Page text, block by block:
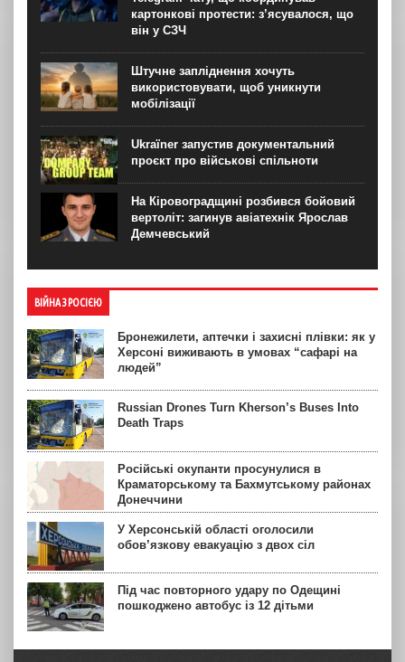
картонкові протести: з’ясувалося, що
він у СЗЧ
Штучне запліднення хочуть
використовувати, щоб уникнути
мобілізації
Ukraїner запустив документальний
проєкт про військові спільноти
На Кіровоградщині розбився бойовий
вертоліт: загинув авіатехнік Ярослав
Демчевський
ВІЙНА З РОСІЄЮ
Бронежилети, аптечки і захисні плівки: як у
Херсоні виживають в умовах “сафарі на
людей”
Russian Drones Turn Kherson’s Buses Into
Death Traps
Російські окупанти просунулися в
Краматорському та Бахмутському районах
Донеччини
У Херсонській області оголосили
обов’язкову евакуацію з двох сіл
Під час повторного удару по Одещині
пошкоджено автобус із 12 дітьми